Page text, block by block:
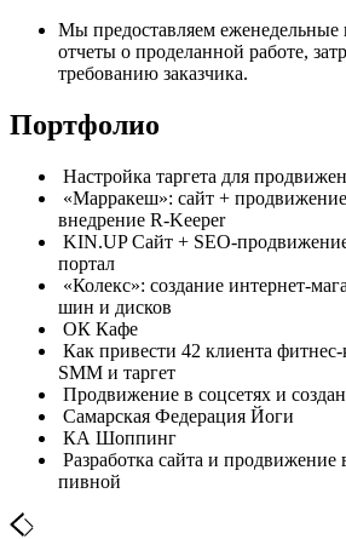
Мы предоставляем еженедельные
отчеты о проделанной работе,
требованию заказчика.
Портфолио
Настройка таргета для
«Марракеш»: сайт +
внедрение R-Keeper
KIN.UP Сайт + SEO-
портал
«Колекс»: создание интернет-
шин и дисков
ОК Кафе
Как привести 42 клиента
SMM и таргет
Продвижение в соцсетях и
Самарская Федерация Йоги
КА Шоппинг
Разработка сайта и продвижение
пивной